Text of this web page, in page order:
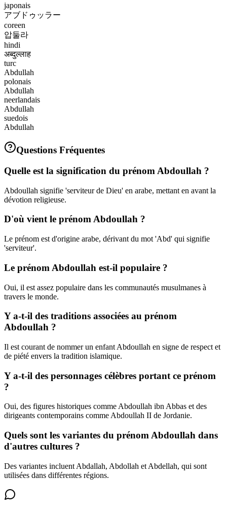
japonais
アブドゥッラー
coreen
압둘라
hindi
अब्दुल्लाह
turc
Abdullah
polonais
Abdullah
neerlandais
Abdullah
suedois
Abdullah
Questions Fréquentes
Quelle est la signification du prénom Abdoullah ?
Abdoullah signifie 'serviteur de Dieu' en arabe, mettant en avant la
dévotion religieuse.
D'où vient le prénom Abdoullah ?
Le prénom est d'origine arabe, dérivant du mot 'Abd' qui signifie
'serviteur'.
Le prénom Abdoullah est-il populaire ?
Oui, il est assez populaire dans les communautés musulmanes à
travers le monde.
Y a-t-il des traditions associées au prénom
Abdoullah ?
Il est courant de nommer un enfant Abdoullah en signe de respect et
de piété envers la tradition islamique.
Y a-t-il des personnages célèbres portant ce prénom
?
Oui, des figures historiques comme Abdoullah ibn Abbas et des
dirigeants contemporains comme Abdoullah II de Jordanie.
Quels sont les variantes du prénom Abdoullah dans
d'autres cultures ?
Des variantes incluent Abdallah, Abdollah et Abdellah, qui sont
utilisées dans différentes régions.